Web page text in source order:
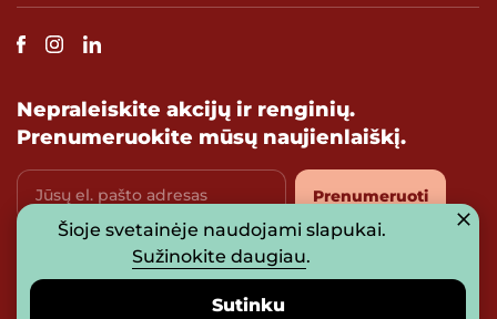
Nepraleiskite akcijų ir renginių.
Prenumeruokite mūsų naujienlaiškį.
Jūsų el. pašto adresas
privatumo politika
Prenumeruoti
Šioje svetainėje naudojami slapukai.
Sužinokite daugiau.
Sutinku